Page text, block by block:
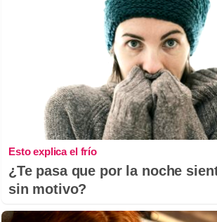
Esto explica el frío
¿Te pasa que por la noche
sin motivo?